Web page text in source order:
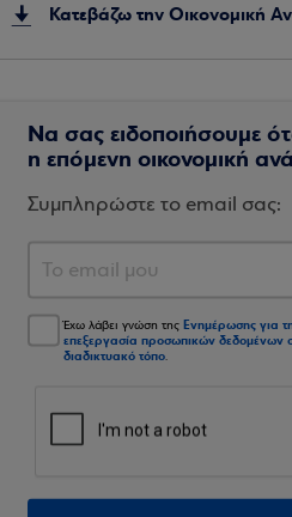
Κατεβάζω την Οικονομική
Να σας ειδοποιήσουμε
η επόμενη οικονομική
Συμπληρώστε το email σας:
Έχω λάβει γνώση της Ενημέρωσης για
επεξεργασία προσωπικών δεδομένων
διαδικτυακό τόπο.